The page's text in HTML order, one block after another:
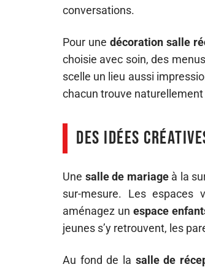
conversations.
Pour une décoration salle
choisie avec soin, des
scelle un lieu aussi
chacun trouve naturellement
Des idées
Une salle de mariageà la
sur-mesure. Les espaces
aménagez unespace
jeunes s’y retrouvent, les
Au fond de la salle de